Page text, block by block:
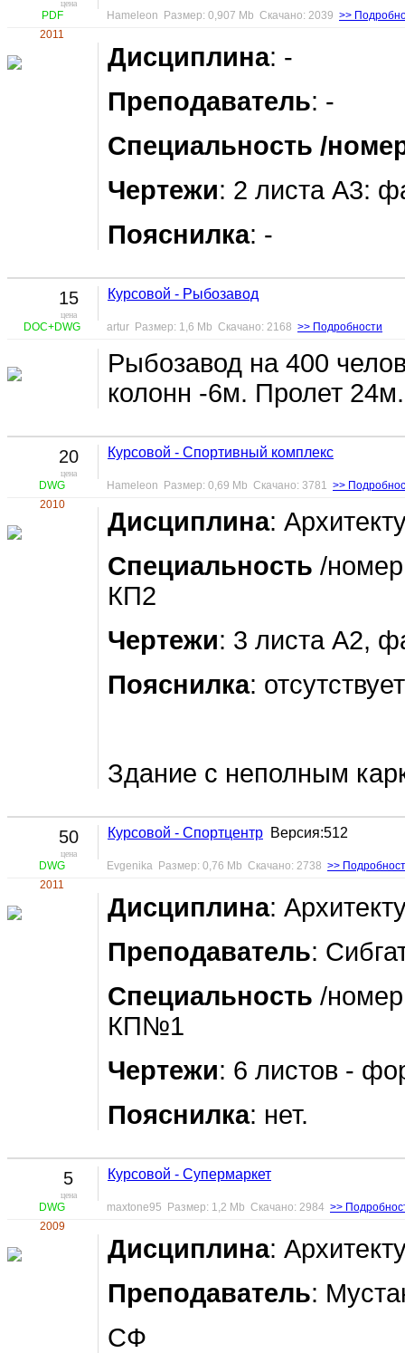
цена
PDF
2011
Hameleon Размер: 0,907 Mb Скачано: 2039 >>
Дисциплина: -
Преподаватель: -
Специальность /
Чертежи: 2 листа А3:
Пояснилка: -
15
цена
DOC+DWG
Курсовой - Рыбозавод
artur Размер: 1,6 Mb Скачано: 2168 >> Подробности
Рыбозавод на 400
колонн -6м. Пролет 24м.
20
цена
DWG
2010
Курсовой - Спортивный комплекс
Hameleon Размер: 0,69 Mb Скачано: 3781 >>
Дисциплина:
Специальность /
КП2
Чертежи: 3 листа А2,
Пояснилка: отсутствует
Здание с неполным
50
цена
DWG
2011
Курсовой - Спортцентр Версия:512
Evgenika Размер: 0,76 Mb Скачано: 2738 >>
Дисциплина:
Преподаватель:
Специальность /
КП№1
Чертежи: 6 листов -
Пояснилка: нет.
5
цена
DWG
2009
Курсовой - Супермаркет
maxtone95 Размер: 1,2 Mb Скачано: 2984 >>
Дисциплина:
Преподаватель:
СФ